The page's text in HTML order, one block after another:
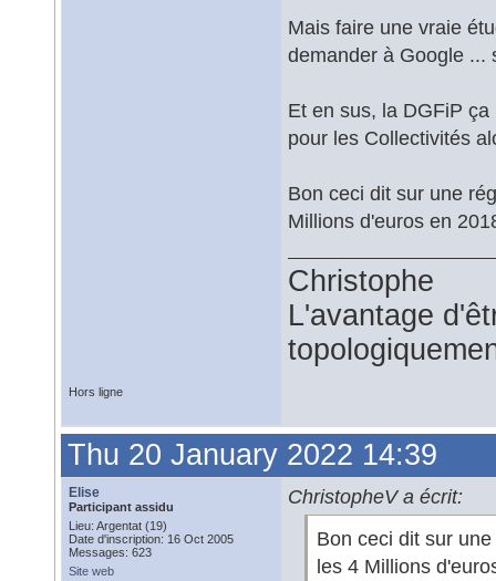
Mais faire une vraie
demander à Google ...
Et en sus, la DGFiP
pour les Collectivités
Bon ceci dit sur une
Millions d'euros en
Christophe
L'avantage
Hors ligne
Thu 20 January 2022 14:39
Elise
Participant assidu
Lieu: Argentat (19)
Date d'inscription: 16 Oct 2005
Messages: 623
Site web
ChristopheV a écrit:
Bon ceci dit sur
les 4 Millions